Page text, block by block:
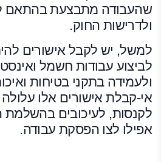
שהעבודה מתבצעת בהתאם
ולדרישות החוק.
למשל, יש לקבל אישורים
לביצוע עבודות חשמל
ולעמידה בתקני בטיחות
אי-קבלת אישורים אלו עלולה
לקנסות, לעיכובים בהשלמת
אפילו לצו הפסקת עבודה.